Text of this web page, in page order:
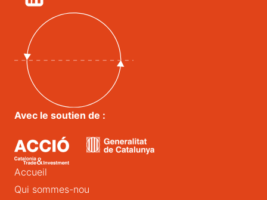
Avec le soutien de :
Accueil
Qui sommes-nou